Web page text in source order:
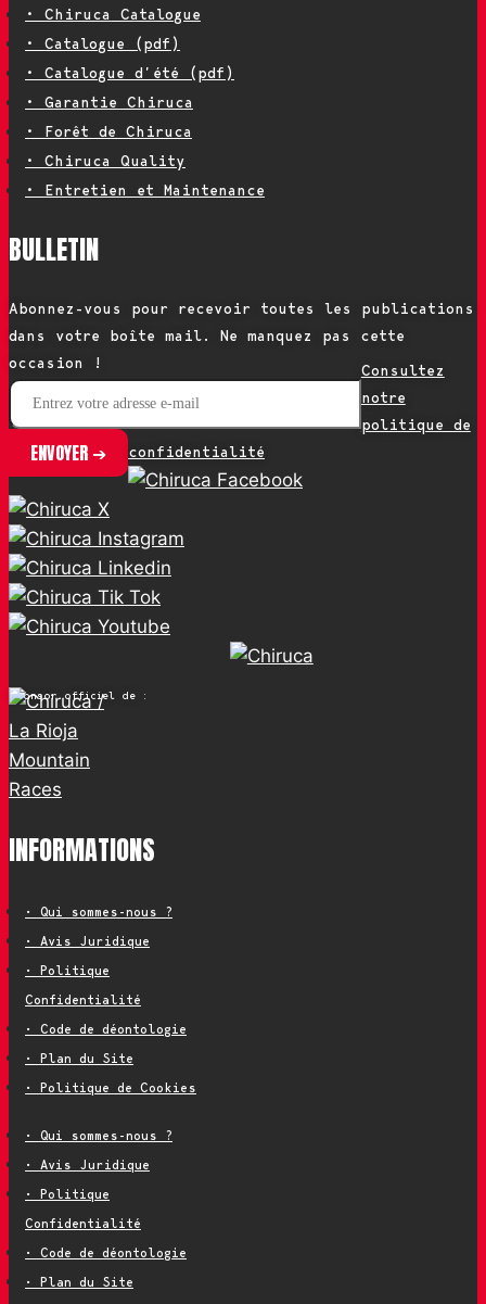
• Chiruca Catalogue
• Catalogue (pdf)
• Catalogue d’été (pdf)
• Garantie Chiruca
• Forêt de Chiruca
• Chiruca Quality
• Entretien et Maintenance
BULLETIN
Abonnez-vous pour recevoir toutes les publications
dans votre boîte mail. Ne manquez pas cette
occasion !
Consultez
notre
politique de
confidentialité
Sponsor officiel de :
INFORMATIONS
• Qui sommes-nous ?
• Avis Juridique
• Politique
Confidentialité
• Code de déontologie
• Plan du Site
• Politique de Cookies
• Qui sommes-nous ?
• Avis Juridique
• Politique
Confidentialité
• Code de déontologie
• Plan du Site